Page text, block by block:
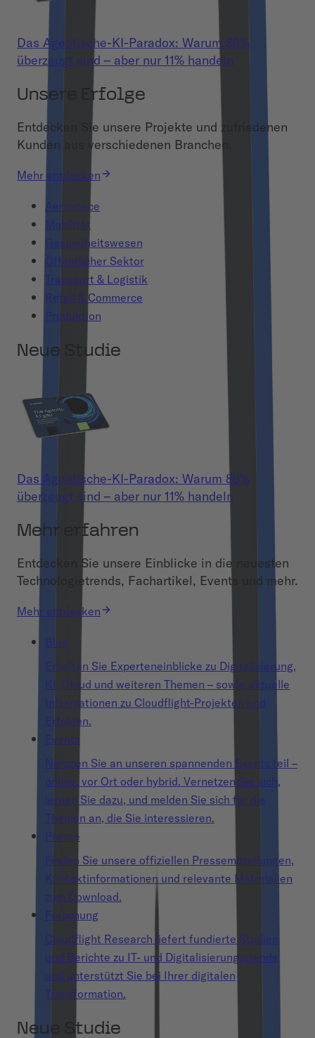
Das Agentische-KI-Paradox: Warum 86%
überzeugt sind – aber nur 11% handeln
Unsere Erfolge
Entdecken Sie unsere Projekte und zufriedenen
Kunden aus verschiedenen Branchen.
Mehr entdecken
Aerospace
Mobilität
Gesundheitswesen
Öffentlicher Sektor
Transport & Logistik
Retail & Commerce
Produktion
Neue Studie
Das Agentische-KI-Paradox: Warum 86%
überzeugt sind – aber nur 11% handeln
Mehr erfahren
Entdecken Sie unsere Einblicke in die neuesten
Technologietrends, Fachartikel, Events und mehr.
Mehr entdecken
Blog
Erhalten Sie Experteneinblicke zu Digitalisierung,
KI, Cloud und weiteren Themen – sowie aktuelle
Informationen zu Cloudflight-Projekten und
Erfolgen.
Events
Nehmen Sie an unseren spannenden Events teil –
online, vor Ort oder hybrid. Vernetzen Sie sich,
lernen Sie dazu, und melden Sie sich für die
Themen an, die Sie interessieren.
Presse
Finden Sie unsere offiziellen Pressemitteilungen,
Kontaktinformationen und relevante Materialien
zum Download.
Forschung
Cloudflight Research liefert fundierte Studien
und Berichte zu IT- und Digitalisierungstrends
und unterstützt Sie bei Ihrer digitalen
Transformation.
Neue Studie